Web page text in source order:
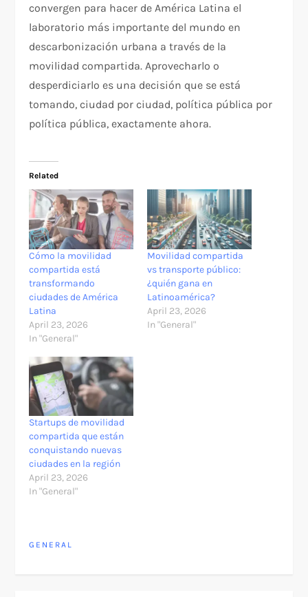
convergen para hacer de América Latina el
laboratorio más importante del mundo en
descarbonización urbana a través de la
movilidad compartida. Aprovecharlo o
desperdiciarlo es una decisión que se está
tomando, ciudad por ciudad, política pública por
política pública, exactamente ahora.
Related
Cómo la movilidad
compartida está
transformando
ciudades de América
Latina
April 23, 2026
In "General"
Movilidad compartida
vs transporte público:
¿quién gana en
Latinoamérica?
April 23, 2026
In "General"
Startups de movilidad
compartida que están
conquistando nuevas
ciudades en la región
April 23, 2026
In "General"
GENERAL